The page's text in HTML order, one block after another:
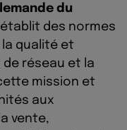
du
établit des normes
qualité et
de réseau et la
mission et
aux
vente,